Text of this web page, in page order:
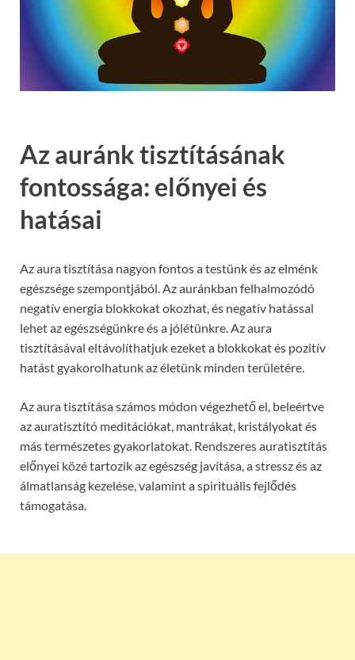
Az auránk tisztításának
fontossága: előnyei és
hatásai
Az aura tisztítása nagyon fontos a testünk és az elménk
egészsége szempontjából. Az auránkban felhalmozódó
negatív energia blokkokat okozhat, és negatív hatással
lehet az egészségünkre és a jólétünkre. Az aura
tisztításával eltávolíthatjuk ezeket a blokkokat és pozitív
hatást gyakorolhatunk az életünk minden területére.
Az aura tisztítása számos módon végezhető el, beleértve
az auratisztító meditációkat, mantrákat, kristályokat és
más természetes gyakorlatokat. Rendszeres auratisztítás
előnyei közé tartozik az egészség javítása, a stressz és az
álmatlanság kezelése, valamint a spirituális fejlődés
támogatása.